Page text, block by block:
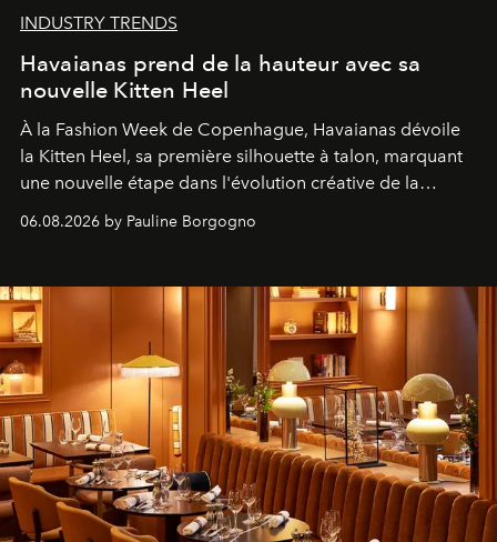
INDUSTRY TRENDS
Havaianas prend de la hauteur avec sa
nouvelle Kitten Heel
À la Fashion Week de Copenhague, Havaianas dévoile
la Kitten Heel, sa première silhouette à talon, marquant
une nouvelle étape dans l'évolution créative de la
06.08.2026 by Pauline Borgogno